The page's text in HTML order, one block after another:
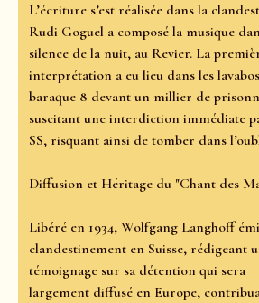
L’écriture s’est réalisée dans la
Rudi Goguel a composé la musique
silence de la nuit, au Revier. La
interprétation a eu lieu dans les
baraque 8 devant un millier de
suscitant une interdiction immédiate
SS, risquant ainsi de tomber dans
Diffusion et Héritage du "Chant des
Libéré en 1934, Wolfgang Langhoff
clandestinement en Suisse, rédigeant
témoignage sur sa détention qui sera
largement diffusé en Europe,